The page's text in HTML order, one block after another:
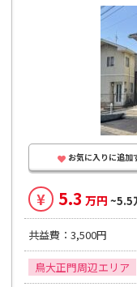
お気に入りに追加
¥ 5.3 万円 ~5.5
共益費：3,500円
鳥大正門周辺エリア